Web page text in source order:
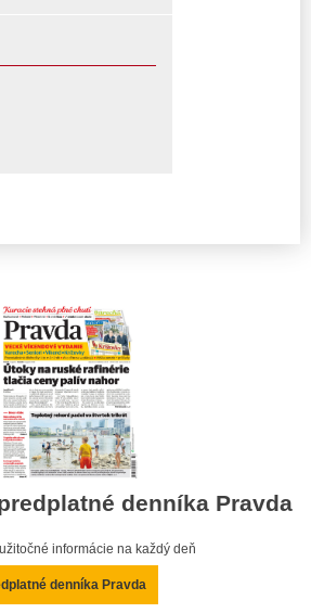
denníka Pravda
informácie na každý deň
denníka Pravda